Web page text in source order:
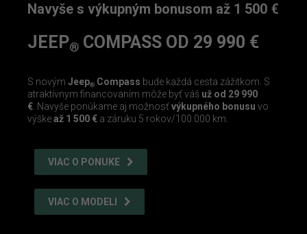
Navyše s výkupným bonusom až 1 500 €
JEEP® COMPASS OD 29 990 €
S novým Jeep® Compass bude každá cesta zážitkom. S
atraktívnym financovaním môže byť váš už od 29 990
€ . Navyše ponúkame aj možnosťvýkupného bonusu vo
výškeaž 1 500 € a záruku 5 rokov/100 000 km.
VIAC O PONUKE
VIAC O MODELI